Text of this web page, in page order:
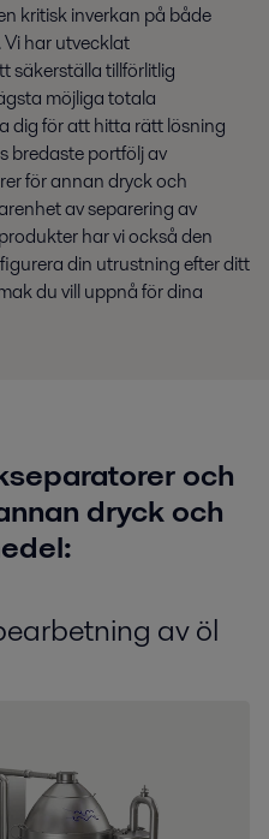
kritisk inverkan på både
har utvecklat
säkerställa tillförlitlig
möjliga totala
dig för att hitta rätt lösning
bredaste portfölj av
för annan dryck och
av separering av
har vi också den
din utrustning efter ditt
du vill uppnå för dina
och
dryck och
av öl